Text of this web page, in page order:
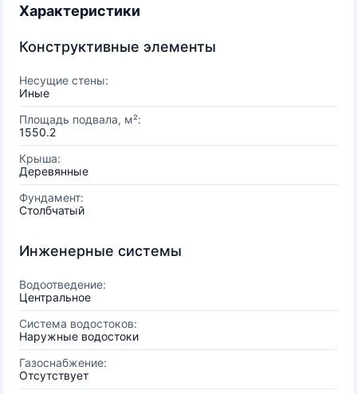
Характеристики
Конструктивные элементы
Несущие стены:
Иные
Площадь подвала, м²:
1550.2
Крыша:
Деревянные
Фундамент:
Столбчатый
Инженерные системы
Водоотведение:
Центральное
Система водостоков:
Наружные водостоки
Газоснабжение:
Отсутствует